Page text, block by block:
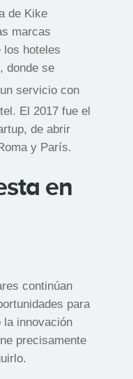
de Kike
marcas
los hoteles
donde se
servicio con
El 2017 fue el
de abrir
y París.
en
continúan
para
la innovación
precisamente